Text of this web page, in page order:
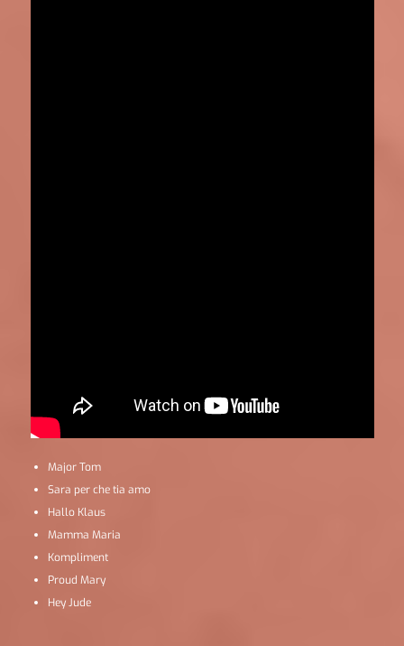
Major Tom
Sara per che tia amo
Hallo Klaus
Mamma Maria
Kompliment
Proud Mary
Hey Jude